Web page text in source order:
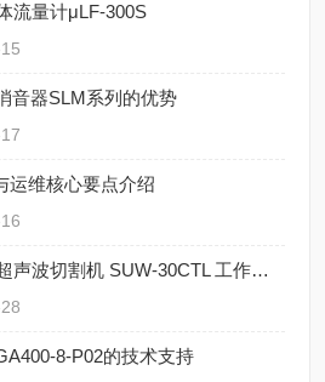
流量计μLF-300S
音器SLM系列的优势
运维核心要点介绍
日本铃木 SUZUKI 超声波切割机 SUW-30CTL 工作原理完整解析
8-P02的技术支持